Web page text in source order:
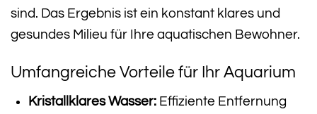
sind. Das Ergebnis ist ein konstant klares und
gesundes Milieu für Ihre aquatischen Bewohner.
Umfangreiche Vorteile für Ihr Aquarium
Kristallklares Wasser:Effiziente Entfernung